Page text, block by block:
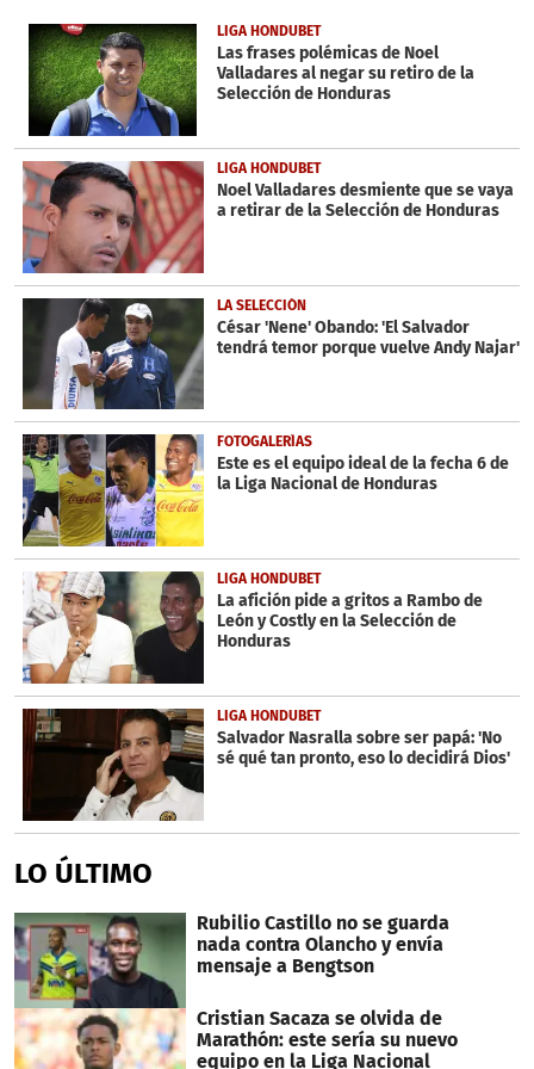
1
minute,
10
seconds
LIGA HONDUBET
Las frases polémicas de Noel
Valladares al negar su retiro de la
Selección de Honduras
LIGA HONDUBET
Noel Valladares desmiente que se vaya
a retirar de la Selección de Honduras
LA SELECCIÓN
César 'Nene' Obando: 'El Salvador
tendrá temor porque vuelve Andy Najar'
FOTOGALERÍAS
Este es el equipo ideal de la fecha 6 de
la Liga Nacional de Honduras
LIGA HONDUBET
La afición pide a gritos a Rambo de
León y Costly en la Selección de
Honduras
LIGA HONDUBET
Salvador Nasralla sobre ser papá: 'No
sé qué tan pronto, eso lo decidirá Dios'
LO ÚLTIMO
Rubilio Castillo no se guarda
nada contra Olancho y envía
mensaje a Bengtson
Cristian Sacaza se olvida de
Marathón: este sería su nuevo
equipo en la Liga Nacional